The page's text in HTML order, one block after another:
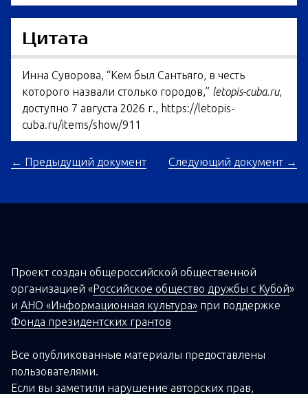
Цитата
Инна Суворова, “Кем был Сантьяго, в честь
которого назвали столько городов,” letopis-cuba.ru,
доступно 7 августа 2026 г., https://letopis-
cuba.ru/items/show/911
← Предыдущий документ Следующий документ →
Проект создан общероссийской общественной
организацией «Российское общество дружбы с Кубой»
и АНО «Информационная культура» при поддержке
Фонда президентских грантов
Все опубликованные материалы предоставлены
пользователями.
Если вы заметили нарушение авторских прав,